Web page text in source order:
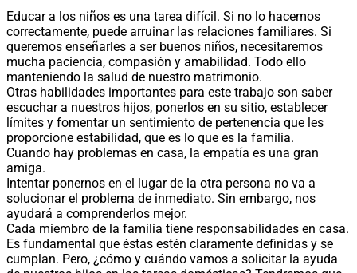
Educar a los niños es una tarea difícil. Si no lo hacemos
correctamente, puede arruinar las relaciones familiares. Si
queremos enseñarles a ser buenos niños, necesitaremos
mucha paciencia, compasión y amabilidad. Todo ello
manteniendo la salud de nuestro matrimonio.
Otras habilidades importantes para este trabajo son saber
escuchar a nuestros hijos, ponerlos en su sitio, establecer
límites y fomentar un sentimiento de pertenencia que les
proporcione estabilidad, que es lo que es la familia.
Cuando hay problemas en casa, la empatía es una gran
amiga.
Intentar ponernos en el lugar de la otra persona no va a
solucionar el problema de inmediato. Sin embargo, nos
ayudará a comprenderlos mejor.
Cada miembro de la familia tiene responsabilidades en casa.
Es fundamental que éstas estén claramente definidas y se
cumplan. Pero, ¿cómo y cuándo vamos a solicitar la ayuda